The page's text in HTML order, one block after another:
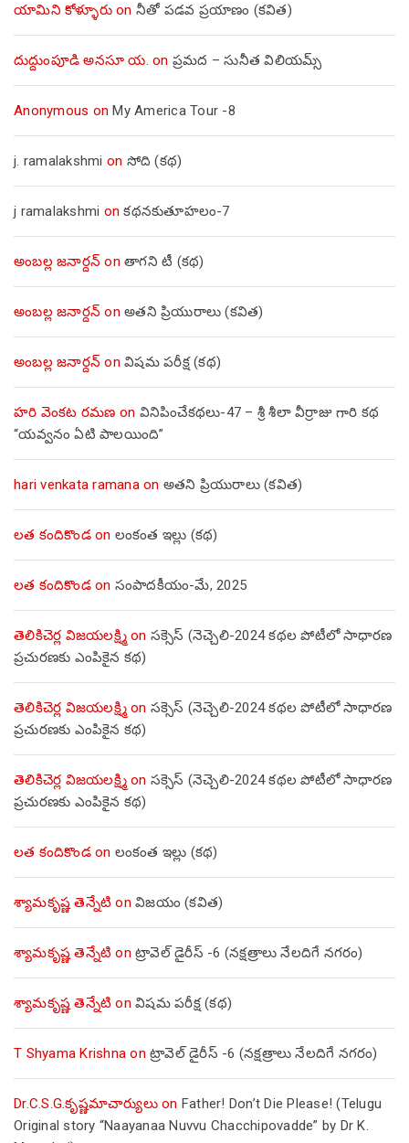
యామిని కోళ్ళూరుon నీతో పడవ ప్రయాణం (కవిత)
దుద్దుంపూడి అనసూ య. on ప్రమద – సునీత విలియమ్స్
Anonymous onMy America Tour -8
j. ramalakshmi on సోది (కథ)
j ramalakshmi onకథనకుతూహలం-7
అంబల్ల జనార్దన్ on తాగని టీ (కథ)
అంబల్ల జనార్దన్ on అతని ప్రియురాలు (కవిత)
అంబల్ల జనార్దన్ on విషమ పరీక్ష (క‌థ‌)
హరి వెంకట రమణ on వినిపించేకథలు-47 – శ్రీ శీలా వీర్రాజు గారి కథ
“యవ్వనం ఏటి పాలయింది”
hari venkata ramanaon అతని ప్రియురాలు (కవిత)
లత కందికొండon లంకంత ఇల్లు (కథ)
లత కందికొండon సంపాదకీయం-మే, 2025
తెలికిచెర్ల విజయలక్ష్మిon సక్సెస్ (నెచ్చెలి-2024 కథల పోటీలో సాధారణ
ప్రచురణకు ఎంపికైన కథ)
తెలికిచెర్ల విజయలక్ష్మిon సక్సెస్ (నెచ్చెలి-2024 కథల పోటీలో సాధారణ
ప్రచురణకు ఎంపికైన కథ)
తెలికిచెర్ల విజయలక్ష్మిon సక్సెస్ (నెచ్చెలి-2024 కథల పోటీలో సాధారణ
ప్రచురణకు ఎంపికైన కథ)
లత కందికొండon లంకంత ఇల్లు (కథ)
శ్యామకృష్ణ తెన్నేటి on విజయం (కవిత)
శ్యామకృష్ణ తెన్నేటి on ట్రావెల్ డైరీస్ -6 (నక్షత్రాలు నేలదిగే నగరం)
శ్యామకృష్ణ తెన్నేటి on విషమ పరీక్ష (క‌థ‌)
T Shyama Krishna on ట్రావెల్ డైరీస్ -6 (నక్షత్రాలు నేలదిగే నగరం)
Dr.C.S.G.కృష్ణమాచార్యులుon Father! Don’t Die Please! (Telugu
Original story “Naayanaa Nuvvu Chacchipovadde” by Dr K.